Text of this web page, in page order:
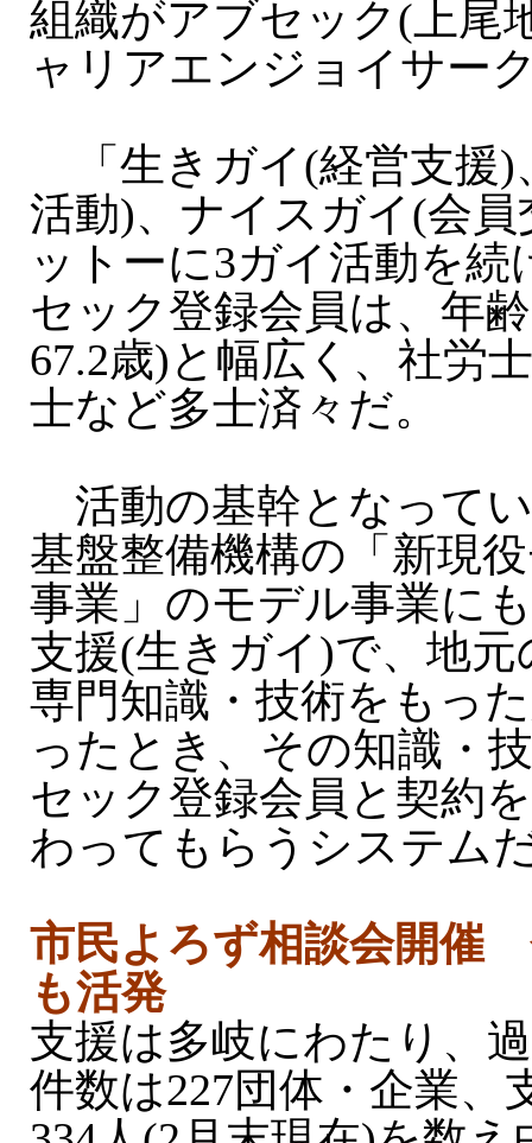
組織がアブセック(上尾
ャリアエンジョイサー
「生きガイ(経営支援)
活動)、ナイスガイ(会
ットーに3ガイ活動を続
セック登録会員は、年
67.2歳)と幅広く、社労
士など多士済々だ。
活動の基幹となって
基盤整備機構の「新現
事業」のモデル事業に
支援(生きガイ)で、地
専門知識・技術をもっ
ったとき、その知識・
セック登録会員と契約
わってもらうシステム
市民よろず相談会開催
も活発
支援は多岐にわたり、
件数は227団体・企業、